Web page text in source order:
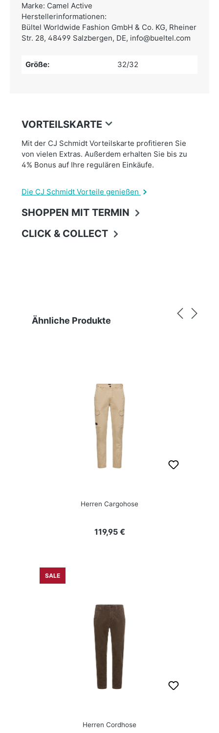
Marke: Camel Active
Herstellerinformationen:
Bültel Worldwide Fashion GmbH & Co. KG, Rheiner
Str. 28, 48499 Salzbergen, DE, info@bueltel.com
Größe: 32/32
VORTEILSKARTE
Mit der CJ Schmidt Vorteilskarte profitieren Sie
von vielen Extras. Außerdem erhalten Sie bis zu
4% Bonus auf Ihre regulären Einkäufe.
Die CJ Schmidt Vorteile genießen
SHOPPEN MIT TERMIN
CLICK & COLLECT
Produktgalerie überspringen
Ähnliche Produkte
Herren Cargohose
Regulärer Preis:
119,95 €
SALE
Herren Cordhose